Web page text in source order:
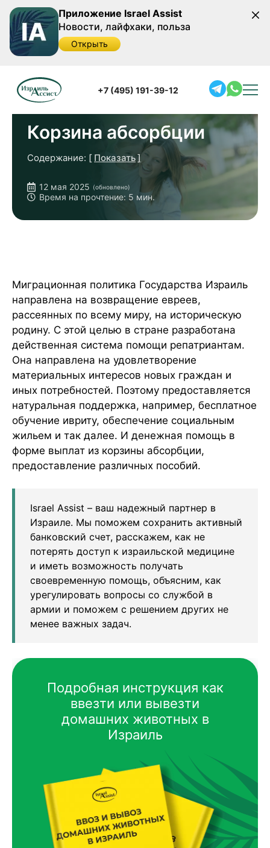
Приложение Israel Assist
Новости, лайфхаки, польза
Открыть
+7 (495) 191-39-12
Корзина абсорбции
Содержание:
Показать
Что такое корзина абсорбции?
Кому выплачивается пособие?
Как формируется корзина абсорбции?
12 мая 2025 (обновлено)
Время на прочтение: 5 мин.
Миграционная политика Государства Израиль
направлена на возвращение евреев,
рассеянных по всему миру, на историческую
родину. С этой целью в стране разработана
действенная система помощи репатриантам.
Она направлена на удовлетворение
материальных интересов новых граждан и
иных потребностей. Поэтому предоставляется
натуральная поддержка, например, бесплатное
обучение ивриту, обеспечение социальным
жильем и так далее. И денежная помощь в
форме выплат из корзины абсорбции,
предоставление различных пособий.
Israel Assist – ваш надежный партнер в
Израиле. Мы поможем сохранить активный
банковский счет, расскажем, как не
потерять доступ к израильской медицине
и иметь возможность получать
своевременную помощь, объясним, как
урегулировать вопросы со службой в
армии и поможем с решением других не
менее важных задач.
Подробная инструкция как
ввезти или вывезти
домашних животных в
Израиль